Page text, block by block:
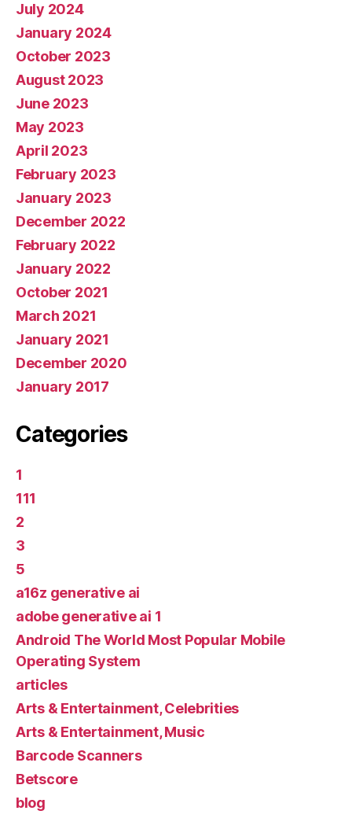
July 2024
January 2024
October 2023
August 2023
June 2023
May 2023
April 2023
February 2023
January 2023
December 2022
February 2022
January 2022
October 2021
March 2021
January 2021
December 2020
January 2017
Categories
1
111
2
3
5
a16z generative ai
adobe generative ai 1
Android The World Most Popular Mobile
Operating System
articles
Arts & Entertainment, Celebrities
Arts & Entertainment, Music
Barcode Scanners
Betscore
blog